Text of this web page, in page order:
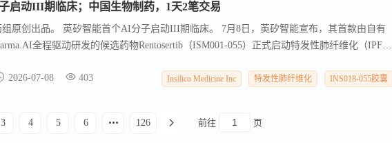
启动III期临床；中国生物制药，1天2笔交易
原创出品。 英矽智能首个AI分子启动III期临床。 7月8日，英矽智能宣布，其首款由自有
全程驱动研发的候选药物Rentosertib（ISM001-055）正式启动特发性肺纤维化（IPF）
2026-07-08 403 Insilico Medicine Inc 特发性肺纤维化 INS018-055胶囊
3 4 5 6 126 前往 页